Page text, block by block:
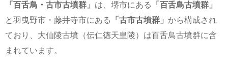
「百舌鳥・古市古墳群」 は、堺市にある
「百舌鳥古墳群」
と羽曳野市・藤井寺市にある
「古市古墳群」 から構成され
ており、大仙陵古墳（伝仁徳天皇陵）は百舌鳥古墳群に含
まれています。